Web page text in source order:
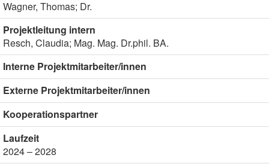
Wagner, Thomas; Dr.
Projektleitung intern
Resch, Claudia; Mag. Mag. Dr.phil. BA.
Interne Projektmitarbeiter/innen
Externe Projektmitarbeiter/innen
Kooperationspartner
Laufzeit
2024 – 2028